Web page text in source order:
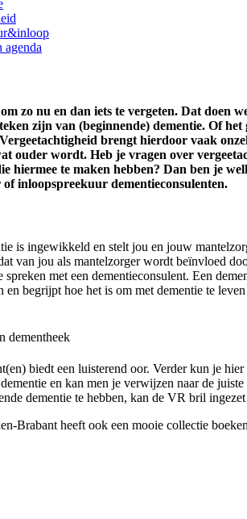
agenda
zo nu en dan iets te vergeten. Dat doen
zijn van (beginnende) dementie. Of het
brengt hierdoor vaak
ouder wordt. Heb je vragen over
hiermee te maken hebben? Dan ben je
of inloopspreekuur dementieconsulenten.
is ingewikkeld en stelt jou en jouw
van jou als mantelzorger wordt beïnvloed
met een dementieconsulent. Een
en begrijpt hoe het is om met dementie te
dementheek
biedt een luisterend oor. Verder kun je
en kan men je verwijzen naar de
dementie te hebben, kan de VR bril
Brabant heeft ook een mooie collectie